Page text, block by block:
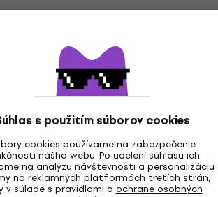
s použitím súborov cookies
cookies používame na zabezpečenie
nášho webu. Po udelení súhlasu ich
na analýzu návštevnosti a personalizáciu
na reklamných platformách tretích strán,
v súlade s pravidlami o ochrane osobných